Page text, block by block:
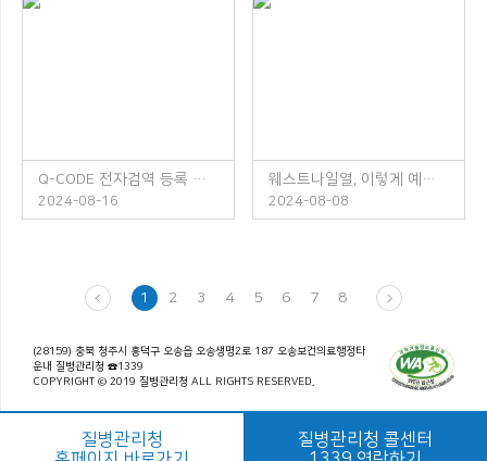
Q-CODE 전자검역 등록 안내
2024-08-16
웨스트나일열, 이렇게 예방하세요!
2024-08-08
1 2 3 4 5 6 7 8
(28159) 충북 청주시 흥덕구 오송읍 오송생명2로 187 오송보건의료행정타
운내 질병관리청 ☎1339
COPYRIGHT © 2019 질병관리청 ALL RIGHTS RESERVED.
질병관리청
질병관리청 콜센터